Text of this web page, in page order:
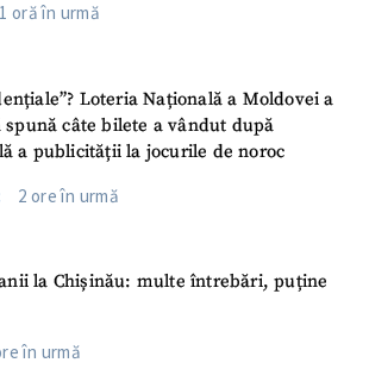
1 oră în urmă
Loteria Națională a Moldovei a
câte bilete a vândut după
a publicității la jocurile de noroc
2 ore în urmă
la Chișinău: multe întrebări, puține
în urmă